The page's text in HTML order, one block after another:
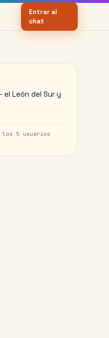
Entrar al
chat
León del Sur y
los 5 usuarios